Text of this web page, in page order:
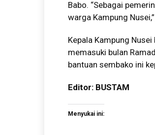
Babo. “Sebagai
warga Kampung
Kepala Kampung
memasuki bulan
bantuan sembako ini
Editor: BUSTAM
Menyukai ini: